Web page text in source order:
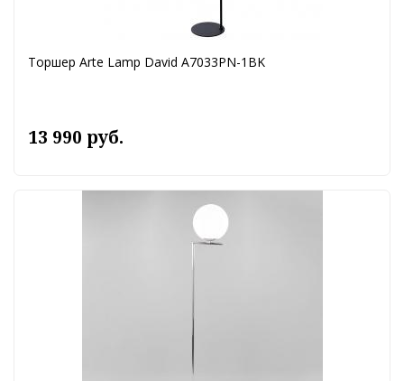
Торшер Arte Lamp David A7033PN-1BK
13 990 руб.